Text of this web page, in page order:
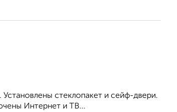
стеклопакет и сейф-двери.
Интернет и ТВ...